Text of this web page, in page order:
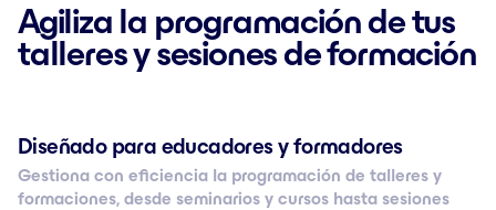
Agiliza la programación de tus
talleres y sesiones de formación
Diseñado para educadores y formadores
Gestiona con eficiencia la programación de talleres y
formaciones, desde seminarios y cursos hasta sesiones